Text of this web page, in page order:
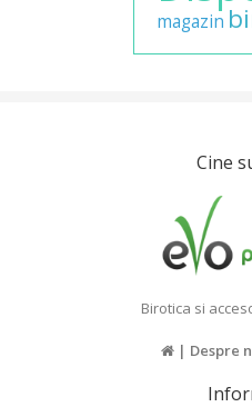
magazin
Cine
Birotica si
| Despre